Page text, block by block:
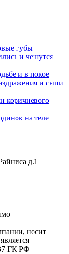
губы
и чешутся
и в покое
и сыпи
коричневого
на теле
д.1
носит
ГК РФ